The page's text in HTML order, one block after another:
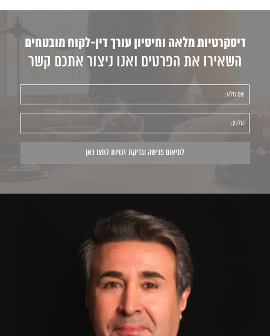
דיסקרטיות מלאה וחיסיון עורך דין-לקוח מובטחים
השאירו את הפרטים ואנו ניצור אתכם קשר